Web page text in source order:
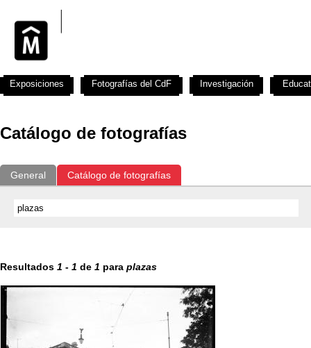
Catálogo de fotografías
General Catálogo de fotografías
Resultados 1 - 1 de 1 para plazas
Exposiciones Fotografías del CdF Investigación